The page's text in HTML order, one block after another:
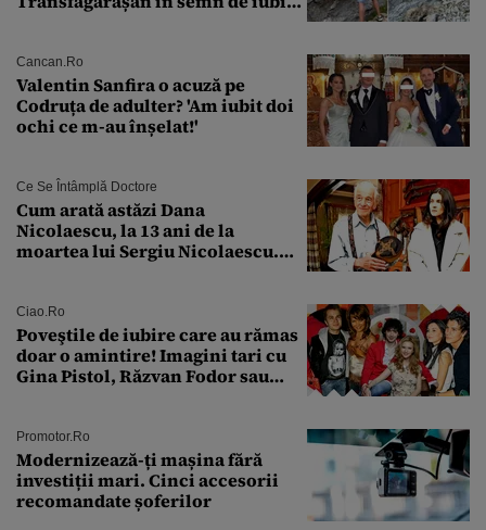
Cancan.ro
Valentin Sanfira o acuză pe
Codruța de adulter? 'Am iubit doi
ochi ce m-au înșelat!'
Ce Se Întâmplă Doctore
Cum arată astăzi Dana
Nicolaescu, la 13 ani de la
moartea lui Sergiu Nicolaescu.
Ciao.ro
Poveştile de iubire care au rămas
doar o amintire! Imagini tari cu
Gina Pistol, Răzvan Fodor sau
Promotor.ro
Modernizează-ți mașina fără
investiții mari. Cinci accesorii
recomandate șoferilor